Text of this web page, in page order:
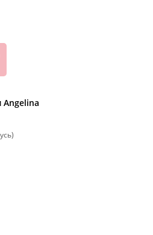
Angelina